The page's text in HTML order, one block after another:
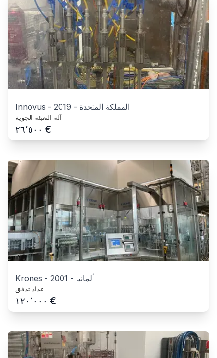
Innovus - 2019 - المملكة المتحدة
آلة التعبئة الجوية
٢٦٬٥٠٠ €
Krones - 2001 - ألمانيا
عداد تدفق
١٢٠٬٠٠٠ €